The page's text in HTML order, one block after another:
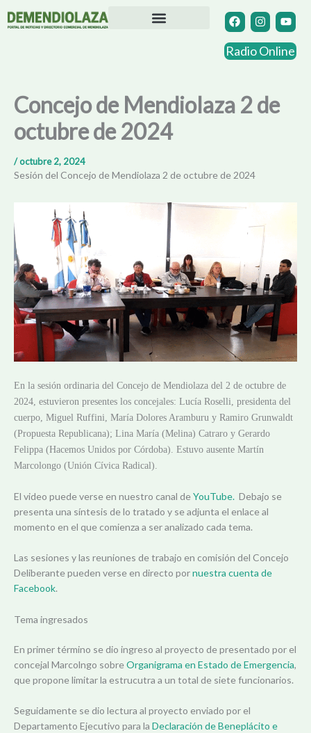
F
a
c
e
b
I
n
s
t
a
m
Y
o
u
t
u
Radio Online
Concejo de Mendiolaza 2 de
octubre de 2024
/octubre 2, 2024
Sesión del Concejo de Mendiolaza 2 de octubre de 2024
En la sesión ordinaria del Concejo de Mendiolaza del 2 de octubre de
2024, estuvieron presentes los concejales: Lucía Roselli, presidenta del
cuerpo, Miguel Ruffini, María Dolores Aramburu y Ramiro Grunwaldt
(Propuesta Republicana); Lina María (Melina) Catraro y Gerardo
Felippa (Hacemos Unidos por Córdoba). Estuvo ausente Martín
Marcolongo (Unión Cívica Radical).
El video puede verse en nuestro canal deYouTube. Debajo se
presenta una síntesis de lo tratado y se adjunta el enlace al
momento en el que comienza a ser analizado cada tema.
Las sesiones y las reuniones de trabajo en comisión del Concejo
Deliberante pueden verse en directo pornuestra cuenta de
Facebook.
Tema ingresados
En primer término se dio ingreso al proyecto de presentado por el
concejal Marcolngo sobreOrganigrama en Estado de Emergencia,
que propone limitar la estrucutra a un total de siete funcionarios.
Seguidamente se dio lectura al proyecto enviado por el
Departamento Ejecutivo para la Declaración de Beneplácito e